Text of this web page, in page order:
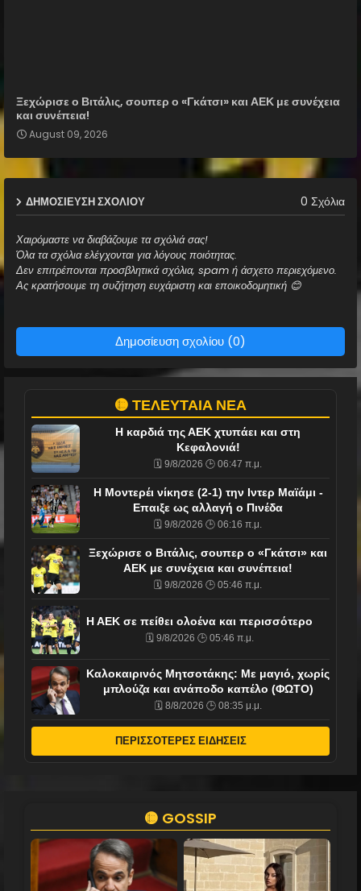
Ξεχώρισε ο Βιτάλις, σουπερ ο «Γκάτσι» και ΑΕΚ με συνέχεια
και συνέπεια!
August 09, 2026
ΔΗΜΟΣΊΕΥΣΗ ΣΧΟΛΊΟΥ 0 Σχόλια
Χαιρόμαστε να διαβάζουμε τα σχόλιά σας!
Όλα τα σχόλια ελέγχονται για λόγους ποιότητας.
Δεν επιτρέπονται προσβλητικά σχόλια, spam ή άσχετο περιεχόμενο.
Ας κρατήσουμε τη συζήτηση ευχάριστη και εποικοδομητική 😊
Δημοσίευση σχολίου (0)
🟡 ΤΕΛΕΥΤΑΙΑ ΝΕΑ
Η καρδιά της ΑΕΚ χτυπάει και στη
Κεφαλονιά!
🗓️ 9/8/2026 🕒 06:47 π.μ.
Η Μοντερέι νίκησε (2-1) την Ιντερ Μαϊάμι -
Επαιξε ως αλλαγή ο Πινέδα
🗓️ 9/8/2026 🕒 06:16 π.μ.
Ξεχώρισε ο Βιτάλις, σουπερ ο «Γκάτσι» και
ΑΕΚ με συνέχεια και συνέπεια!
🗓️ 9/8/2026 🕒 05:46 π.μ.
Η ΑΕΚ σε πείθει ολοένα και περισσότερο
🗓️ 9/8/2026 🕒 05:46 π.μ.
Καλοκαιρινός Μητσοτάκης: Με μαγιό, χωρίς
μπλούζα και ανάποδο καπέλο (ΦΩΤΟ)
🗓️ 8/8/2026 🕒 08:35 μ.μ.
ΠΕΡΙΣΣΟΤΕΡΕΣ ΕΙΔΗΣΕΙΣ
🟡 GOSSIP